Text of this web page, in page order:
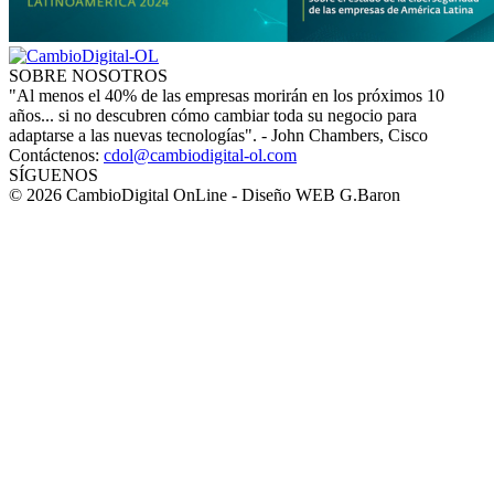
SOBRE NOSOTROS
"Al menos el 40% de las empresas morirán en los próximos 10
años... si no descubren cómo cambiar toda su negocio para
adaptarse a las nuevas tecnologías". - John Chambers, Cisco
Contáctenos: cdol@cambiodigital-ol.com
SÍGUENOS
© 2026 CambioDigital OnLine - Diseño WEB G.Baron